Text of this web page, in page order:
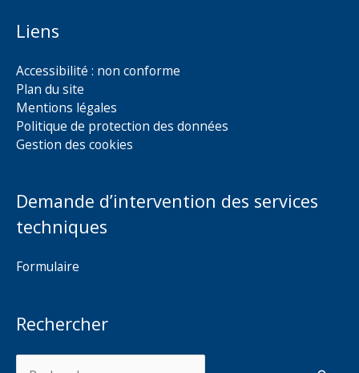
Liens
Accessibilité : non conforme
Plan du site
Mentions légales
Politique de protection des données
Gestion des cookies
Demande d’intervention des services
techniques
Formulaire
Rechercher